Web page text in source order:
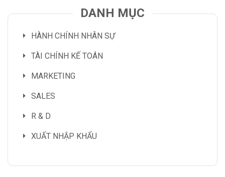
DANH MỤC
HÀNH CHÍNH NHÂN SỰ
TÀI CHÍNH KẾ TOÁN
MARKETING
SALES
R & D
XUẤT NHẬP KHẨU